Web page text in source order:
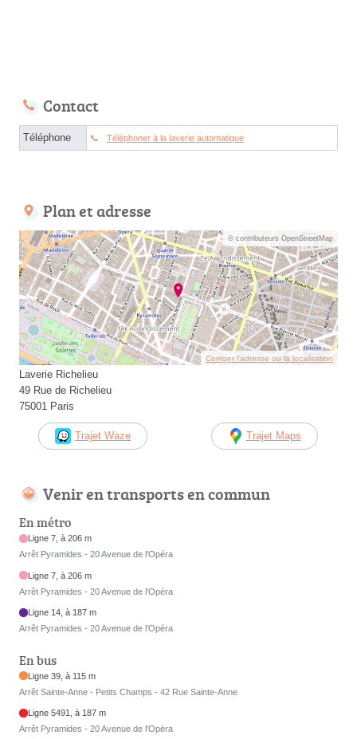
Contact
Téléphone Téléphoner à la laverie automatique
Plan et adresse
© contributeurs OpenStreetMap
Corriger l’adresse ou la localisation
Laverie Richelieu
49 Rue de Richelieu
75001 Paris
Trajet Waze Trajet Maps
Venir en transports en commun
En métro
Ligne 7, à 206 m
Arrêt Pyramides - 20 Avenue de l'Opéra
Ligne 7, à 206 m
Arrêt Pyramides - 20 Avenue de l’Opéra
Ligne 14, à 187 m
Arrêt Pyramides - 20 Avenue de l’Opéra
En bus
Ligne 39, à 115 m
Arrêt Sainte-Anne - Petits Champs - 42 Rue Sainte-Anne
Ligne 5491, à 187 m
Arrêt Pyramides - 20 Avenue de l'Opéra